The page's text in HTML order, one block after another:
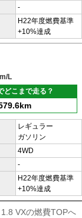
-
H22年度燃費基準
+10%達成
L
どこまで走る？
レギュラー
ガソリン
4WD
-
H22年度燃費基準
+10%達成
VXの燃費TOPへ